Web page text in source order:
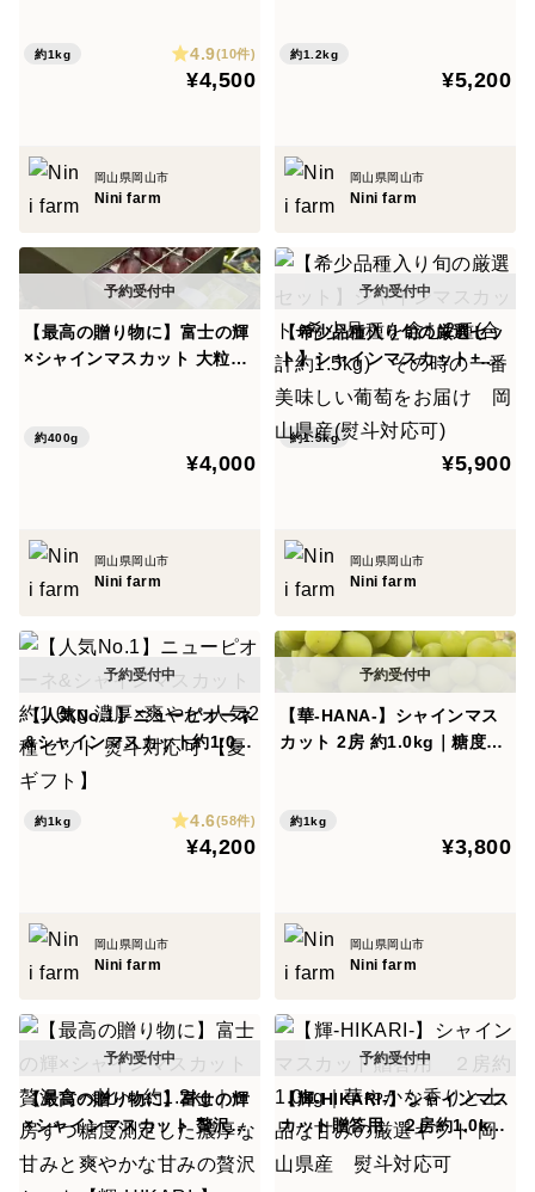
当園のある岡山県はニューピオーネの栽培に適した環境
であり、甘さと香りが良く、より美味しい味わいに仕上
＜Nini farm＞
岡山県南部、100年以上の歴史を持つ葡萄産地にて、
1938年に曾祖父が葡萄栽培を始め、現在は4代目が受け
継いでいます。
葡萄を愛する4代目が「本当に美味しい葡萄」を追求
し、【有機肥料】【農薬の節減】【葡萄と向き合う栽
培】を大切にしています。
先代から受け継いだ技術に加え、新たな知識や技術も取
また岡山県は“晴れの国”と呼ばれるほど雨が少なく、豊
富な日照時間と瀬戸内の温暖な気候により、果物栽培に
適した環境に恵まれています。
＜栽培のこだわり＞
美味しい葡萄をお届けするために、収穫前の糖度チェッ
クを徹底し、基準を満たしたものだけを厳選して収穫し
ています。
また、化成肥料や除草剤の使用をできる限り抑え、有機
わいを引き出すことを目指しています。
農薬の使用も慣行栽培に比べて50％以上削減。
く管理し、日々、葡萄と“会話”するように、一房一房・
一枝一枝を丁寧に育てています。
＜梱包について＞
応可
約1kg 4.9(10件)
¥4,500
岡山県岡山市
Nini farm
約1.2kg
¥5,200
岡山県岡山市
Nini farm
【最高の贈り物に】富士の輝
×シャインマスカット 大粒厳
約400g
¥4,000
岡山県岡山市
Nini farm
【希少品種入り旬の厳選セッ
ト】シャインマスカット+希
少品種を含む2種(合計約1.5k
g) その時の一番美味しい葡
萄をお届け 岡山県産(熨斗対
約1.5kg
¥5,900
岡山県岡山市
Nini farm
【人気No.1】ニューピオーネ
&シャインマスカット約1.0k
g 濃厚×爽やか 人気2種セッ
ト 熨斗対応可 【夏ギフト】
約1kg 4.6(58件)
¥4,200
岡山県岡山市
Nini farm
【華-HANA-】シャインマス
カット 2房 約1.0kg｜糖度約
熨斗対応可
約1kg
¥3,800
岡山県岡山市
Nini farm
【最高の贈り物に】富士の輝
×シャインマスカット 贅沢食
べ比べ 約1.2kg｜一房ずつ糖
度測定した濃厚な甘みと爽や
【輝-HIKARI-】シャインマス
カット贈答用 ２房約1.0kg
｜華やかな香りと上品な甘み
の厳選ギフト 岡山県産 熨斗